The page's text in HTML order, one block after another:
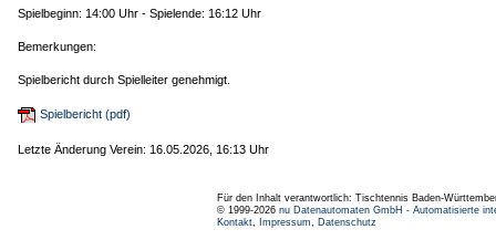
Spielbeginn: 14:00 Uhr - Spielende: 16:12 Uhr
Bemerkungen:
Spielbericht durch Spielleiter genehmigt.
Spielbericht (pdf)
Letzte Änderung Verein: 16.05.2026, 16:13 Uhr
Für den Inhalt verantwortlich: Tischtennis Baden-
© 1999-2026 nu Datenautomaten GmbH - Automatisierte
Kontakt, Impressum, Datenschutz